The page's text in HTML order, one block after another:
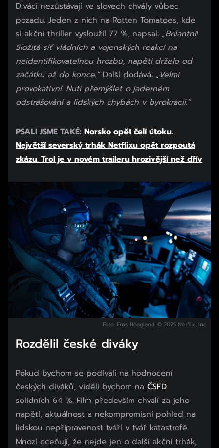
Diváci nezůstávají ve slovech chvály vůbec
pozadu. Jeden z nich na Rotten Tomatoes, kde
si akční thriller vysloužil 77 %, napsal: „Brilantní!
Složitá síť vládních a vojenských reakcí na
neidentifikovatelnou hrozbu, napětí drželo od
začátku až do konce.“Další dodává: „Velmi
provokativní. Nutí přemýšlet o jaderném
odstrašování a lidských chybách v byrokracii.“
PSALI JSME TAKÉ: Norsko opět čelí útoku.
Největší severský trhák Netflixu opět rozpoutá
zkázu. Trol je v novém traileru hrozivější než dřív
Foto: Eros Hoagland. © 2025 Netflix, Inc.
Rozdělil české diváky
Pokud bychom se podívali na hodnocení
českých diváků, viděli bychom na ČSFD
solidních 64 %. Film především chválí za jeho
napětí, aktuálnost a nekompromisní pohled na
lidskou nepřipravenost tváří v tvář katastrofě.
Mnozí oceňují, že nejde jen o další akční trhák,